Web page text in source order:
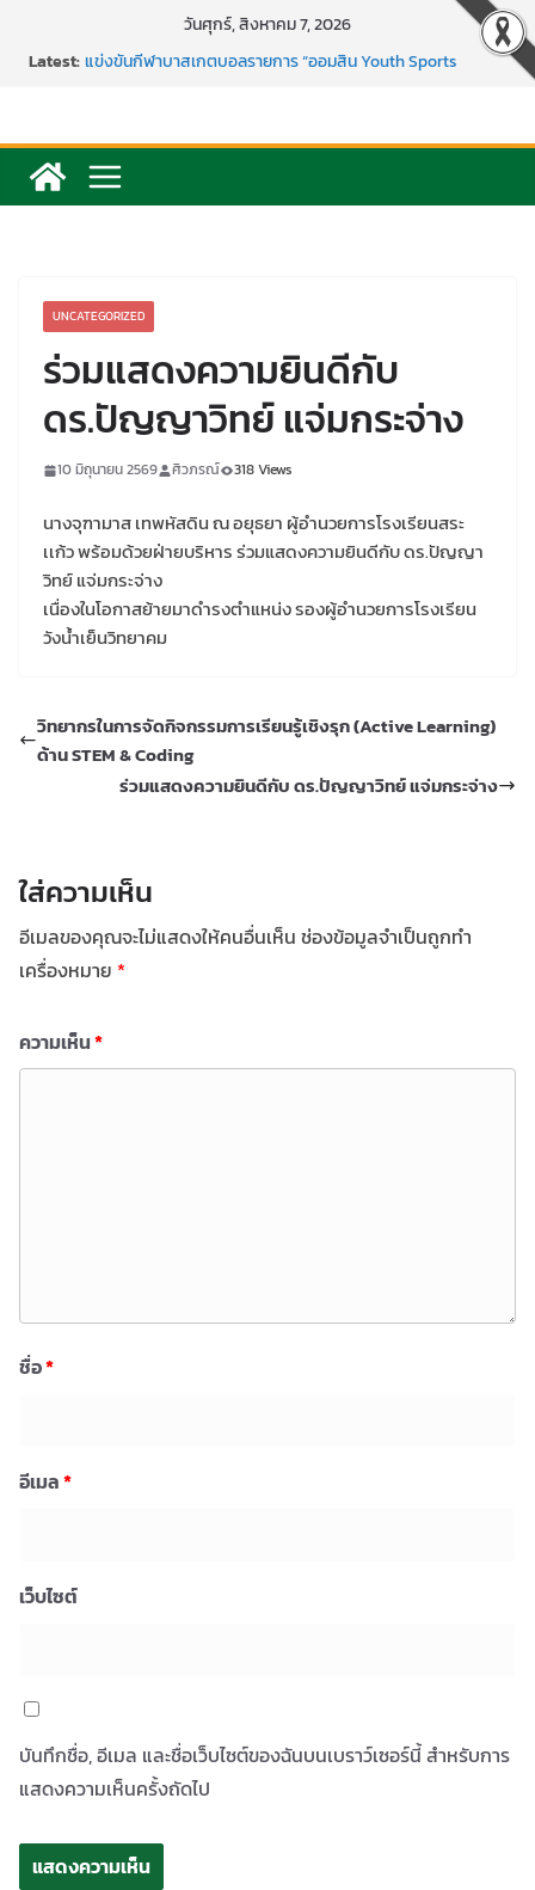
content
วันศุกร์, สิงหาคม 7, 2026
Latest:แข่งขันกีฬาบาสเกตบอลรายการ “ออมสิน Youth Sports
การพัฒนานวัตกรรมบอร์ดเกม เพื่อการเรียนรู้เชิงรุก ประจำปี
2569
UNCATEGORIZED
ร่วมแสดงความยินดีกับ
ดร.ปัญญาวิทย์ แจ่มกระจ่าง
10 มิถุนายน 2569 ศิวภรณ์ 318 Views
นางจุฑามาส เทพหัสดิน ณ อยุธยา ผู้อำนวยการโรงเรียนสระ
เเก้ว พร้อมด้วยฝ่ายบริหาร ร่วมแสดงความยินดีกับ ดร.ปัญญา
วิทย์ แจ่มกระจ่าง
เนื่องในโอกาสย้ายมาดำรงตำแหน่ง รองผู้อำนวยการโรงเรียน
วังน้ำเย็นวิทยาคม
วิทยากรในการจัดกิจกรรมการเรียนรู้เชิงรุก (Active Learning)
ด้าน STEM & Coding
ร่วมแสดงความยินดีกับ ดร.ปัญญาวิทย์ แจ่มกระจ่าง
ใส่ความเห็น
อีเมลของคุณจะไม่แสดงให้คนอื่นเห็น ช่องข้อมูลจำเป็นถูกทำ
เครื่องหมาย *
ความเห็น*
ชื่อ*
อีเมล*
เว็บไซต์
บันทึกชื่อ, อีเมล และชื่อเว็บไซต์ของฉันบนเบราว์เซอร์นี้ สำหรับการ
แสดงความเห็นครั้งถัดไป